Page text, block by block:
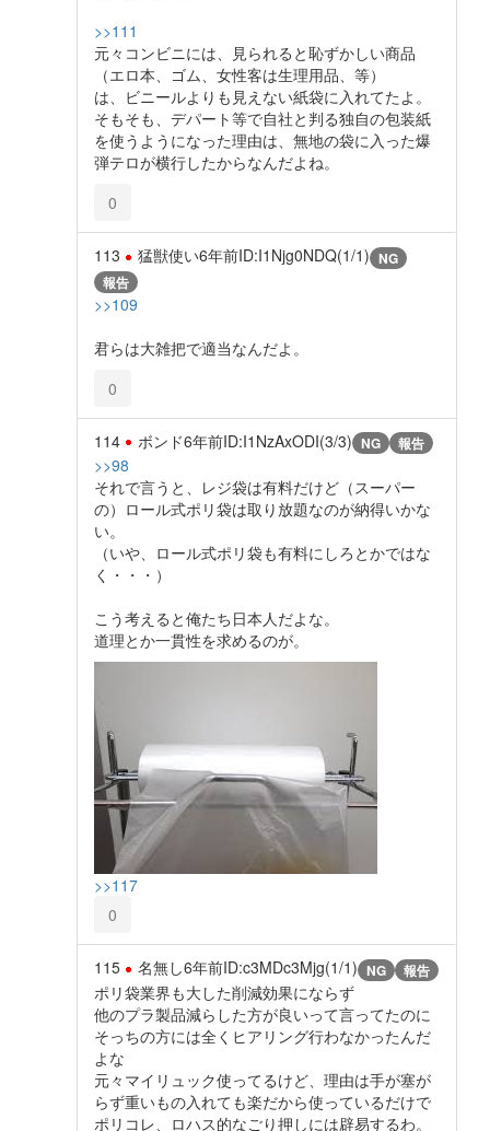
>>111
元々コンビニには、見られると恥ずかしい商品
（エロ本、ゴム、女性客は生理用品、等）
は、ビニールよりも見えない紙袋に入れてたよ。
そもそも、デパート等で自社と判る独自の包装紙
を使うようになった理由は、無地の袋に入った爆
弾テロが横行したからなんだよね。
0
113 猛獣使い6年前ID:I1Njg0NDQ(1/1) NG
報告
>>109
君らは大雑把で適当なんだよ。
0
114 ボンド6年前ID:I1NzAxODI(3/3) NG 報告
>>98
それで言うと、レジ袋は有料だけど（スーパー
の）ロール式ポリ袋は取り放題なのが納得いかな
い。
（いや、ロール式ポリ袋も有料にしろとかではな
く・・・）
こう考えると俺たち日本人だよな。
道理とか一貫性を求めるのが。
>>117
0
115 名無し6年前ID:c3MDc3Mjg(1/1) NG 報告
ポリ袋業界も大した削減効果にならず
他のプラ製品減らした方が良いって言ってたのに
そっちの方には全くヒアリング行わなかったんだ
よな
元々マイリュック使ってるけど、理由は手が塞が
らず重いもの入れても楽だから使っているだけで
ポリコレ、ロハス的なごり押しには辟易するわ。